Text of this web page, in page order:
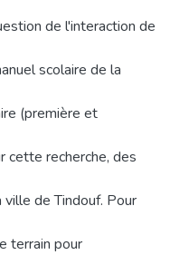
de l'interaction de
scolaire de la
(première et
cette recherche, des
de Tindouf. Pour
terrain pour